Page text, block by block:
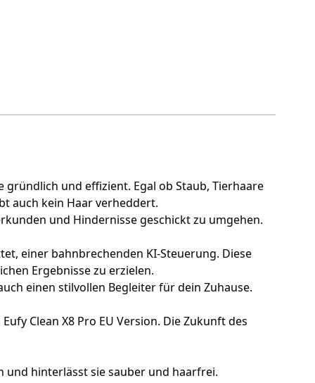
gründlich und effizient. Egal ob Staub, Tierhaare
auch kein Haar verheddert.
und Hindernisse geschickt zu umgehen.
einer bahnbrechenden KI-Steuerung. Diese
Ergebnisse zu erzielen.
einen stilvollen Begleiter für dein Zuhause.
Clean X8 Pro EU Version. Die Zukunft des
und hinterlässt sie sauber und haarfrei.